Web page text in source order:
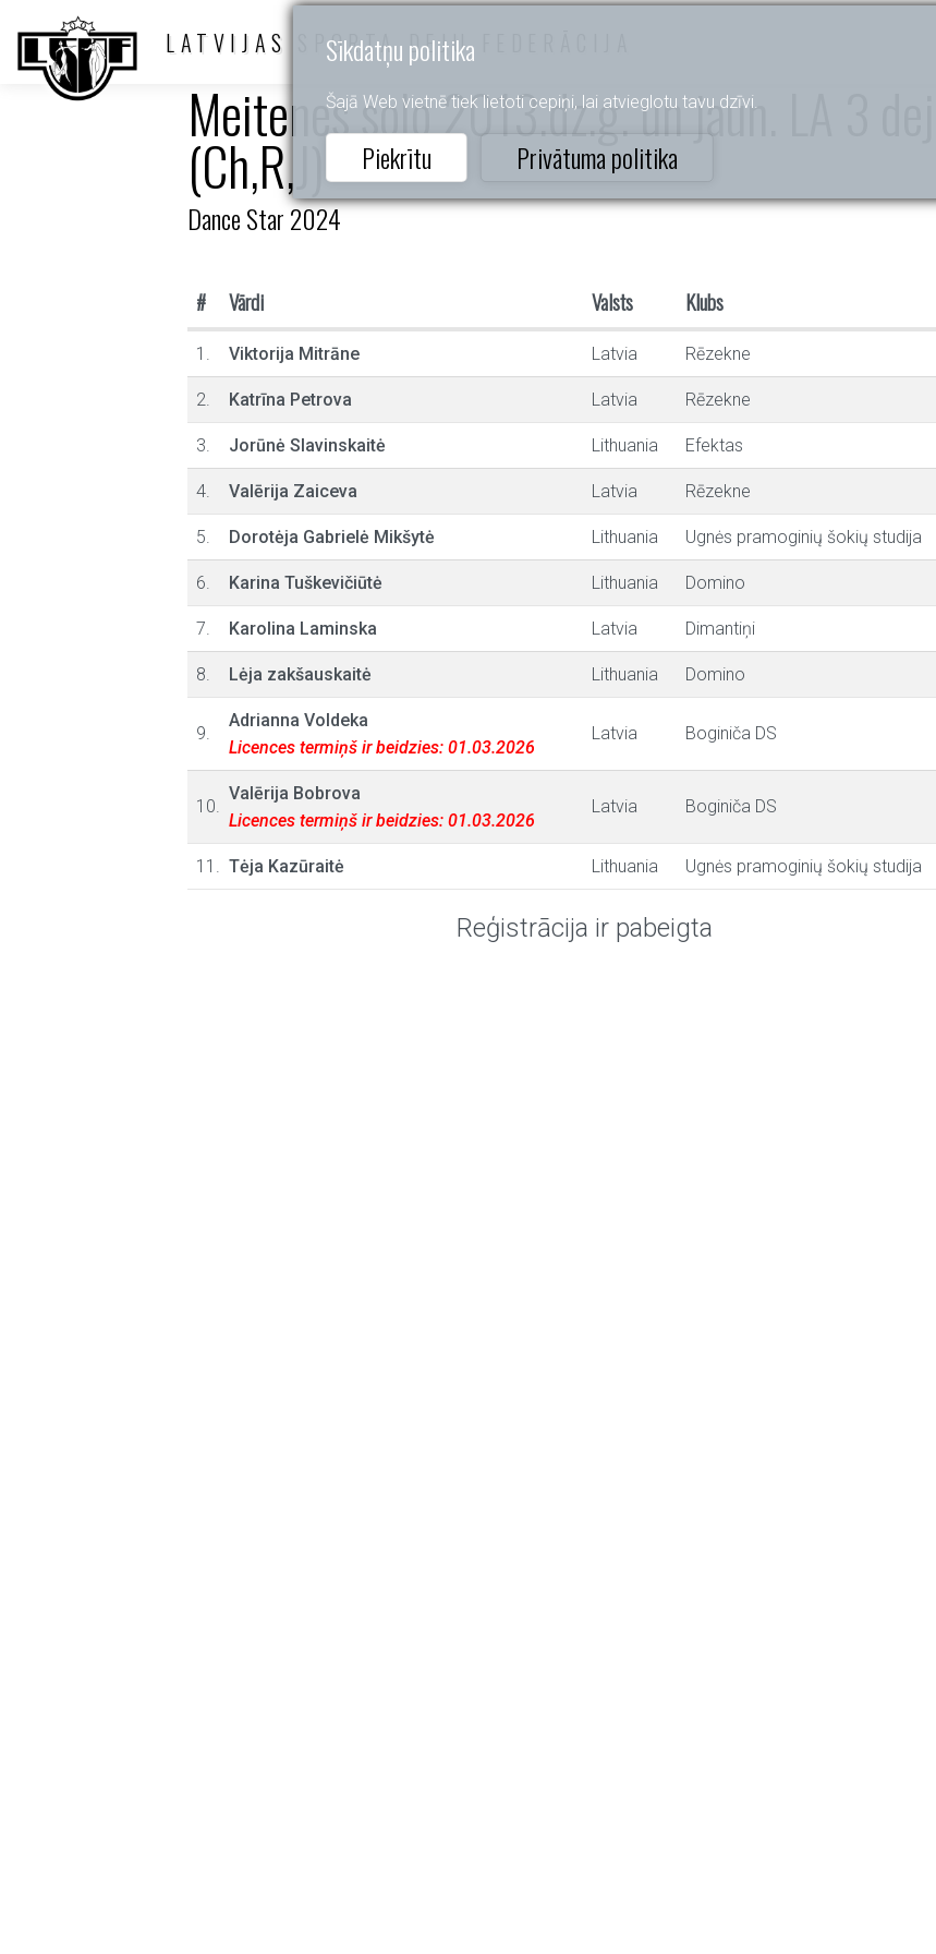
Sīkdatņu politika
Šajā Web vietnē tiek lietoti cepiņi, lai atvieglotu tavu dzīvi.
Piekrītu Privātuma politika
LATVIJAS SPORTA DEJU FEDERĀCIJA
Meitenes solo 2013.dz.g. un jaun. LA 3 dejas
(Ch,R,J)
Dance Star 2024
# Vārdi Valsts Klubs
1. Viktorija Mitrāne Latvia Rēzekne
2. Katrīna Petrova Latvia Rēzekne
3. Jorūnė Slavinskaitė Lithuania Efektas
4. Valērija Zaiceva Latvia Rēzekne
5. Dorotėja Gabrielė Mikšytė Lithuania Ugnės pramoginių šokių studija
6. Karina Tuškevičiūtė Lithuania Domino
7. Karolina Laminska Latvia Dimantiņi
8. Lėja zakšauskaitė Lithuania Domino
9.
Adrianna Voldeka
Licences termiņš ir beidzies: 01.03.2026
Latvia Boginiča DS
10.
Valērija Bobrova
Licences termiņš ir beidzies: 01.03.2026
Latvia Boginiča DS
11. Tėja Kazūraitė Lithuania Ugnės pramoginių šokių studija
Reģistrācija ir pabeigta